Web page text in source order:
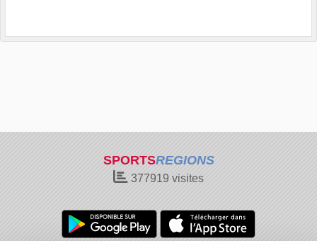
SPORTSREGIONS
377919 visites